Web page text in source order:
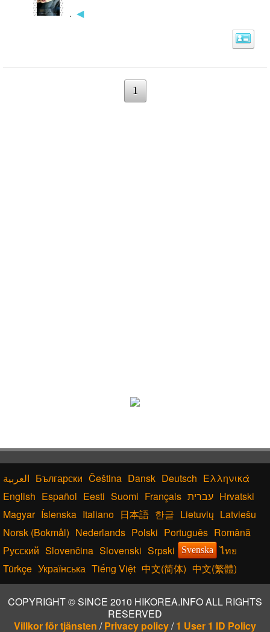
. ◀
1
Български Čeština Dansk Deutsch Ελληνικά
English Español Eesti Suomi Français עברית Hrvatski
Magyar Íslenska Italiano 日本語 한글 Lietuvių Latviešu
Norsk (Bokmål) Nederlands Polski Português Română
Русский Slovenčina Slovenski Srpski Svenska
ไทย
Türkçe Українська Tiếng Việt 中文(简体) 中文(繁體)
COPYRIGHT © SINCE 2010 HIKOREA.INFO ALL RIGHTS
RESERVED
Villkor för tjänsten /Privacy policy/1 User 1 ID Policy